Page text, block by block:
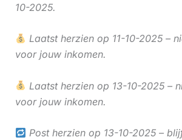
10-2025.
Laatst herzien op 11-10-2025 –
voor jouw inkomen.
Laatst herzien op 13-10-2025 –
voor jouw inkomen.
Post herzien op 13-10-2025 –